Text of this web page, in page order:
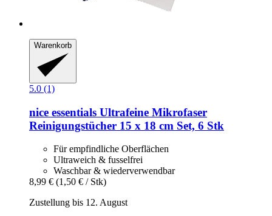
Warenkorb
5.0 (1)
nice essentials Ultrafeine Mikrofaser
Reinigungstücher 15 x 18 cm Set, 6 Stk
Für empfindliche Oberflächen
Ultraweich & fusselfrei
Waschbar & wiederverwendbar
8,99 € (1,50 € / Stk)
Zustellung bis 12. August